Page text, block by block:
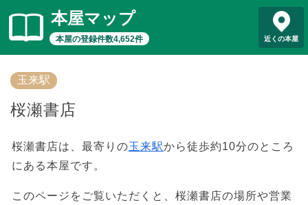
本屋マップ
本屋の登録件数4,652件 近くの本屋
玉来駅
桜瀬書店
桜瀬書店は、最寄りの玉来駅から徒歩約10分のところ
にある本屋です。
このページをご覧いただくと、桜瀬書店の場所や営業